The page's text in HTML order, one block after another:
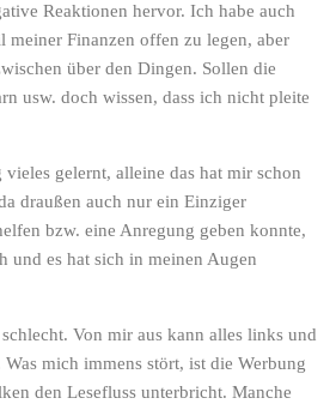
Reaktionen hervor. Ich habe auch
meiner Finanzen offen zu legen, aber
über den Dingen. Sollen die
usw. doch wissen, dass ich nicht pleite
gelernt, alleine das hat mir schon
draußen auch nur ein Einziger
bzw. eine Anregung geben konnte,
und es hat sich in meinen Augen
Von mir aus kann alles links und
mich immens stört, ist die Werbung
den Lesefluss unterbricht. Manche